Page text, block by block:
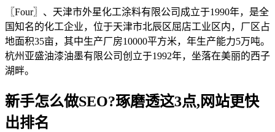
〖Four〗、天津市外星化工涂料有限公司成立于1990年，是全
国知名的化工企业，位于天津市北辰区屈店工业区内，厂区占
地面积35亩，其中生产厂房10000平方米，年生产能力5万吨。
杭州亚盛油漆油墨有限公司创立于1992年，坐落在美丽的西子
湖畔。
新手怎么做SEO?琢磨透这3点,网站更快
出排名